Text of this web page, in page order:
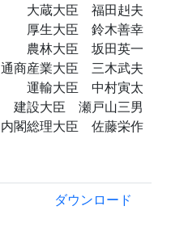
大蔵大臣 福田赳夫
厚生大臣 鈴木善幸
農林大臣 坂田英一
通商産業大臣 三木武夫
運輸大臣 中村寅太
建設大臣 瀬戸山三男
内閣総理大臣 佐藤栄作
ダウンロード